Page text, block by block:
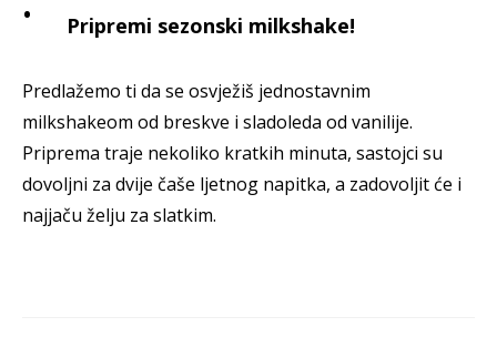
Pripremi sezonski milkshake!
Predlažemo ti da se osvježiš jednostavnim
milkshakeom od breskve i sladoleda od vanilije.
Priprema traje nekoliko kratkih minuta, sastojci su
dovoljni za dvije čaše ljetnog napitka, a zadovoljit će i
najjaču želju za slatkim.